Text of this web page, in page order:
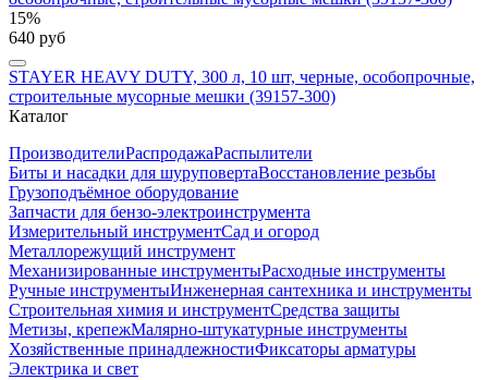
15%
640 руб
STAYER HEAVY DUTY, 300 л, 10 шт, черные, особопрочные,
строительные мусорные мешки (39157-300)
Каталог
ПроизводителиРаспродажаРаспылители
Биты и насадки для шуруповертаВосстановление резьбы
Грузоподъёмное оборудование
Запчасти для бензо-электроинструмента
Измерительный инструментСад и огород
Металлорежущий инструмент
Механизированные инструментыРасходные инструменты
Ручные инструментыИнженерная сантехника и инструменты
Строительная химия и инструментСредства защиты
Метизы, крепежМалярно-штукатурные инструменты
Хозяйственные принадлежностиФиксаторы арматуры
Электрика и свет